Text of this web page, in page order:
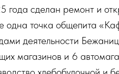
года сделан ремонт и
одна точка общепита
деятельности
магазинов и 6